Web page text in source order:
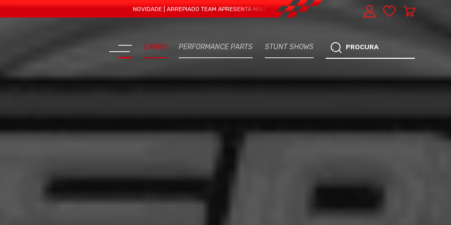
NOVIDADE | ARREPIADO TEAM APRESENTA MAIS UMA VERTENTE - EXPRESS CAR SERVICE, MANUTENÇÃO DO TEU CARRO
CARRO PERFORMANCE PARTS STUNT SHOWS